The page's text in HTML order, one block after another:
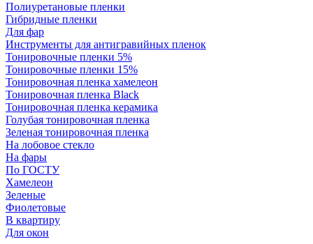
Полиуретановые пленки
Гибридные пленки
Для фар
Инструменты для антигравийных пленок
Тонировочные пленки 5%
Тонировочные пленки 15%
Тонировочная пленка хамелеон
Тонировочная пленка Black
Тонировочная пленка керамика
Голубая тонировочная пленка
Зеленая тонировочная пленка
На лобовое стекло
На фары
По ГОСТУ
Хамелеон
Зеленые
Фиолетовые
В квартиру
Для окон